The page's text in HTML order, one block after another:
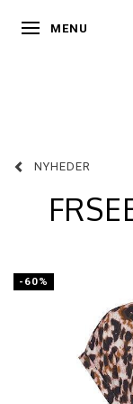
SKIFTE
MENU
NYHEDER
-60%